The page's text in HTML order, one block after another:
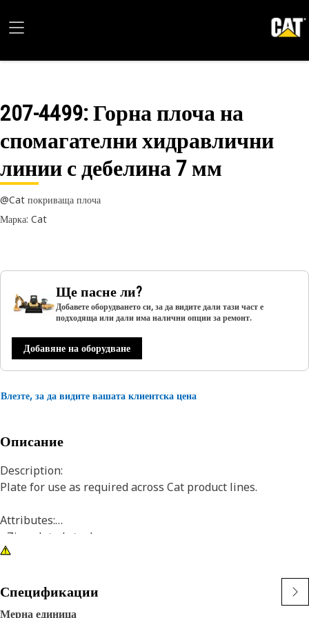
207-4499: Горна плоча на
спомагателни хидравлични
линии с дебелина 7 мм
@Cat покриваща плоча
Марка: Cat
Ще пасне ли?
Добавете оборудването си, за да видите дали тази част е
подходяща или дали има налични опции за ремонт.
Добавяне на оборудване
Влезте, за да видите вашата клиентска цена
Описание
Description:
Plate for use as required across Cat product lines.
Attributes:
• Zinc plated steel
• For use with M8 or 5/16 inch hardware
Application:
Consult your owner's manual or contact your local Cat
Спецификации
Мерна единица